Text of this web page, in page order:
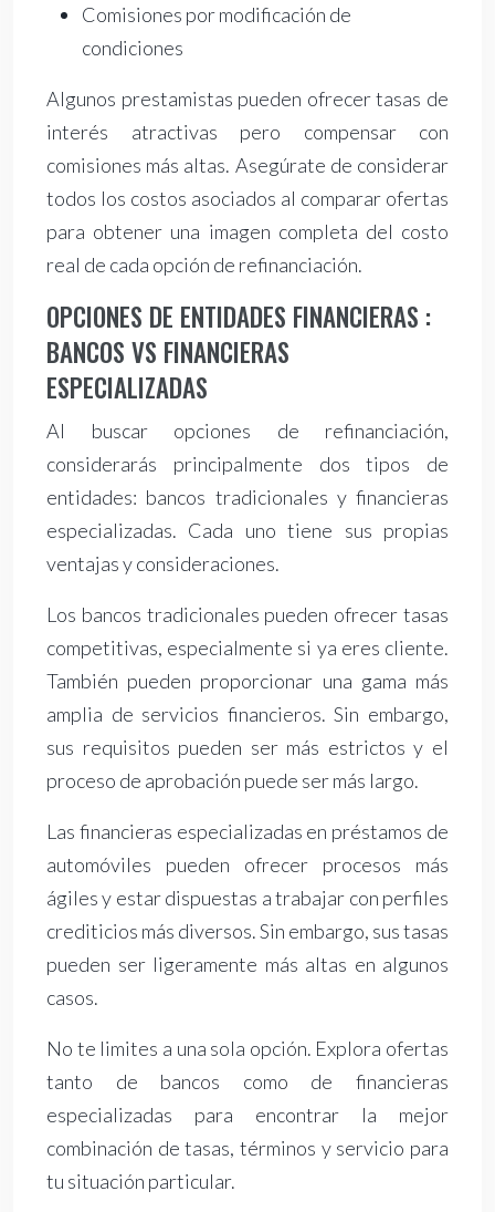
Comisiones por modificación de
condiciones
Algunos prestamistas pueden ofrecer tasas de
interés atractivas pero compensar con
comisiones más altas. Asegúrate de considerar
todos los costos asociados al comparar ofertas
para obtener una imagen completa del costo
real de cada opción de refinanciación.
OPCIONES DE ENTIDADES FINANCIERAS :
BANCOS VS FINANCIERAS
ESPECIALIZADAS
Al buscar opciones de refinanciación,
considerarás principalmente dos tipos de
entidades: bancos tradicionales y financieras
especializadas. Cada uno tiene sus propias
ventajas y consideraciones.
Los bancos tradicionales pueden ofrecer tasas
competitivas, especialmente si ya eres cliente.
También pueden proporcionar una gama más
amplia de servicios financieros. Sin embargo,
sus requisitos pueden ser más estrictos y el
proceso de aprobación puede ser más largo.
Las financieras especializadas en préstamos de
automóviles pueden ofrecer procesos más
ágiles y estar dispuestas a trabajar con perfiles
crediticios más diversos. Sin embargo, sus tasas
pueden ser ligeramente más altas en algunos
casos.
No te limites a una sola opción. Explora ofertas
tanto de bancos como de financieras
especializadas para encontrar la mejor
combinación de tasas, términos y servicio para
tu situación particular.